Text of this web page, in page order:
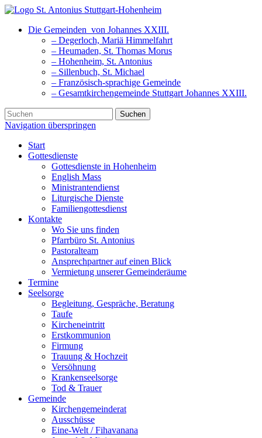
Die Gemeinden von Johannes XXIII.
– Degerloch, Mariä Himmelfahrt
– Heumaden, St. Thomas Morus
– Hohenheim, St. Antonius
– Sillenbuch, St. Michael
– Französisch-sprachige Gemeinde
– Gesamtkirchengemeinde Stuttgart Johannes XXIII.
Suchen
Navigation überspringen
Start
Gottesdienste
Gottesdienste in Hohenheim
English Mass
Ministrantendienst
Liturgische Dienste
Familiengottesdienst
Kontakte
Wo Sie uns finden
Pfarrbüro St. Antonius
Pastoralteam
Ansprechpartner auf einen Blick
Vermietung unserer Gemeinderäume
Termine
Seelsorge
Begleitung, Gespräche, Beratung
Taufe
Kircheneintritt
Erstkommunion
Firmung
Trauung & Hochzeit
Versöhnung
Krankenseelsorge
Tod & Trauer
Gemeinde
Kirchengemeinderat
Ausschüsse
Eine-Welt / Fihavanana